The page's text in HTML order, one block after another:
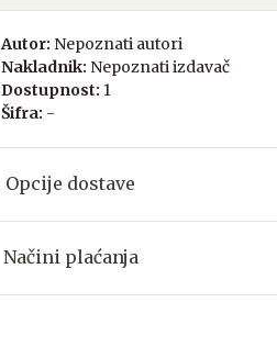
Autor: Nepoznati autori
Nakladnik: Nepoznati izdavač
Dostupnost: 1
Šifra: -
Opcije dostave
Načini plaćanja